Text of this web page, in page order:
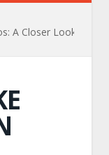
A Closer Look